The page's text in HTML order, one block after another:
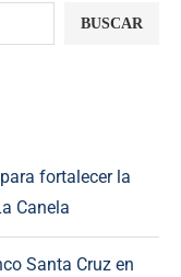
BUSCAR
fortalecer la
Canela
Santa Cruz en